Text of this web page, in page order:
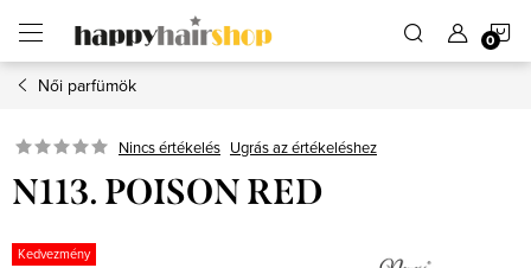
fő
tartalomhozNői parfümök
Nincs értékelés Ugrás az értékeléshez
N113. POISON RED
Kedvezmény